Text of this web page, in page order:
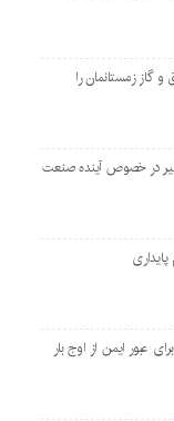
گاز زمستانمان را
در خصوص آینده صنعت
عبور ایمن از اوج بار